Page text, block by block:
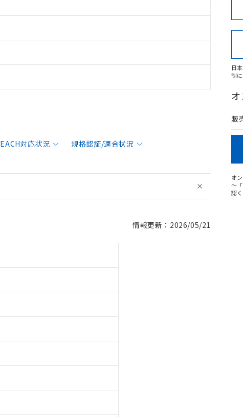
対応状況 規格認証/適合状況
情報更新：2026/05/21
日
制
販
オ
～
認